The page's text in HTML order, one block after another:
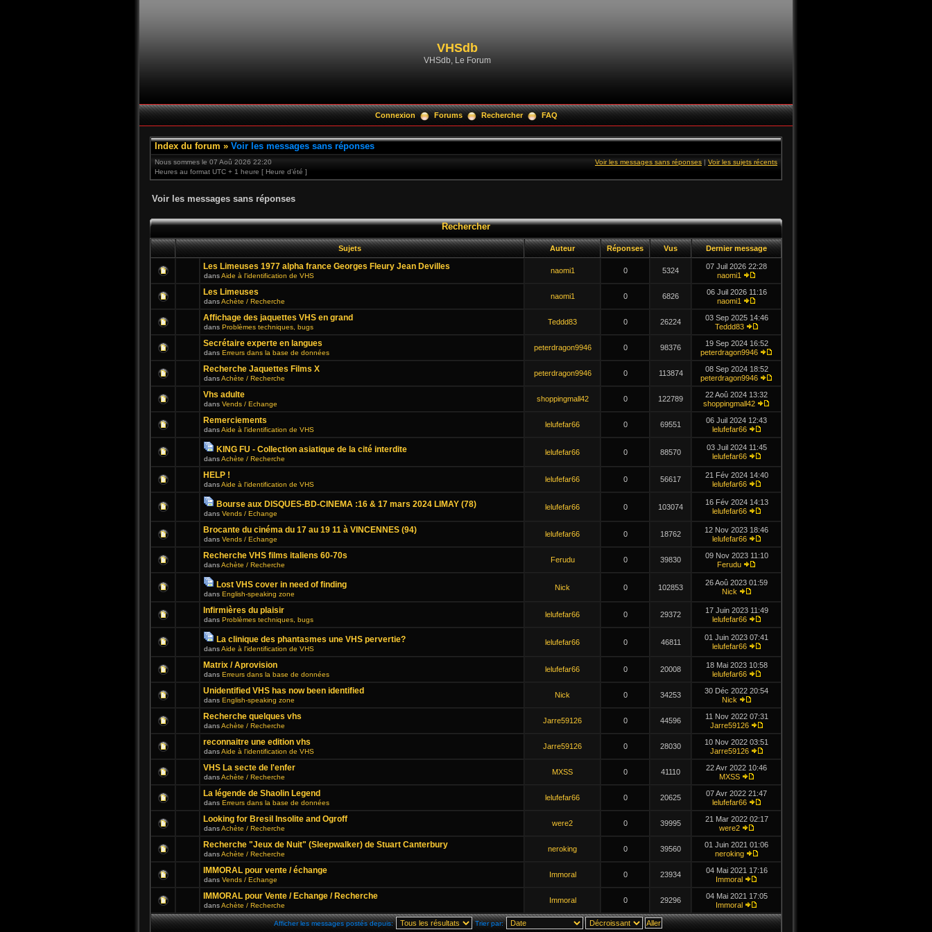
VHSdb
VHSdb, Le Forum
Connexion Forums Rechercher FAQ
Index du forum » Voir les messages sans réponses
Nous sommes le 07 Aoû 2026 22:20
Heures au format UTC + 1 heure [ Heure d’été ]
Voir les messages sans réponses | Voir les sujets récents
Voir les messages sans réponses
Rechercher
Sujets Auteur Réponses Vus Dernier message
Les Limeuses 1977 alpha france Georges Fleury Jean Devilles
dansAide à l'identification de VHS
naomi1 0 5324
07 Juil 2026 22:28
naomi1
Les Limeuses
dansAchète / Recherche
naomi1 0 6826
06 Juil 2026 11:16
naomi1
Affichage des jaquettes VHS en grand
dans Problèmes techniques, bugs
Teddd83 0 26224
03 Sep 2025 14:46
Teddd83
Secrétaire experte en langues
dans Erreurs dans la base de données
peterdragon9946 0 98376
19 Sep 2024 16:52
peterdragon9946
Recherche Jaquettes Films X
dansAchète / Recherche
peterdragon9946 0 113874
08 Sep 2024 18:52
peterdragon9946
Vhs adulte
dans Vends / Echange
shoppingmall42 0 122789
22 Aoû 2024 13:32
shoppingmall42
Remerciements
dansAide à l'identification de VHS
lelufefar66 0 69551
06 Juil 2024 12:43
lelufefar66
KING FU - Collection asiatique de la cité interdite
dansAchète / Recherche
lelufefar66 0 88570
03 Juil 2024 11:45
lelufefar66
HELP !
dansAide à l'identification de VHS
lelufefar66 0 56617
21 Fév 2024 14:40
lelufefar66
Bourse aux DISQUES-BD-CINEMA :16 & 17 mars 2024 LIMAY (78)
dans Vends / Echange
lelufefar66 0 103074
16 Fév 2024 14:13
lelufefar66
Brocante du cinéma du 17 au 19 11 à VINCENNES (94)
dans Vends / Echange
lelufefar66 0 18762
12 Nov 2023 18:46
lelufefar66
Recherche VHS films italiens 60-70s
dansAchète / Recherche
Ferudu 0 39830
09 Nov 2023 11:10
Ferudu
Lost VHS cover in need of finding
dans English-speaking zone
Nick 0 102853
26 Aoû 2023 01:59
Nick
Infirmières du plaisir
dans Problèmes techniques, bugs
lelufefar66 0 29372
17 Juin 2023 11:49
lelufefar66
La clinique des phantasmes une VHS pervertie?
dansAide à l'identification de VHS
lelufefar66 0 46811
01 Juin 2023 07:41
lelufefar66
Matrix / Aprovision
dans Erreurs dans la base de données
lelufefar66 0 20008
18 Mai 2023 10:58
lelufefar66
Unidentified VHS has now been identified
dans English-speaking zone
Nick 0 34253
30 Déc 2022 20:54
Nick
Recherche quelques vhs
dansAchète / Recherche
Jarre59126 0 44596
11 Nov 2022 07:31
Jarre59126
reconnaitre une edition vhs
dansAide à l'identification de VHS
Jarre59126 0 28030
10 Nov 2022 03:51
Jarre59126
VHS La secte de l'enfer
dansAchète / Recherche
MXSS 0 41110
22 Avr 2022 10:46
MXSS
La légende de Shaolin Legend
dans Erreurs dans la base de données
lelufefar66 0 20625
07 Avr 2022 21:47
lelufefar66
Looking for Bresil Insolite and Ogroff
dansAchète / Recherche
were2 0 39995
21 Mar 2022 02:17
were2
Recherche "Jeux de Nuit" (Sleepwalker) de Stuart Canterbury
dansAchète / Recherche
neroking 0 39560
01 Juin 2021 01:06
neroking
IMMORAL pour vente / échange
dans Vends / Echange
Immoral 0 23934
04 Mai 2021 17:16
Immoral
IMMORAL pour Vente / Echange / Recherche
dansAchète / Recherche
Immoral 0 29296
04 Mai 2021 17:05
Immoral
Afficher les messages postés depuis: Trier par: